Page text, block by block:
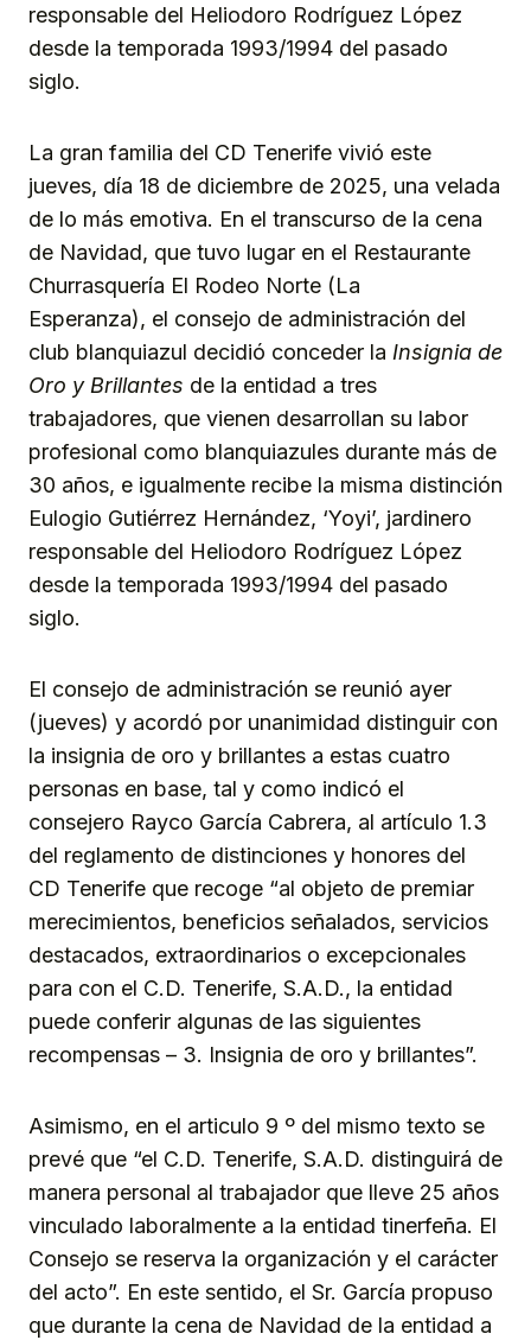
responsable del Heliodoro Rodríguez López
desde la temporada 1993/1994 del pasado
siglo.
La gran familia del CD Tenerife vivió este
jueves, día 18 de diciembre de 2025, una velada
de lo más emotiva. En el transcurso de la cena
de Navidad, que tuvo lugar en el Restaurante
Churrasquería El Rodeo Norte (La
Esperanza), el consejo de administración del
club blanquiazul decidió conceder la Insignia de
Oro y Brillantes de la entidad a tres
trabajadores, que vienen desarrollan su labor
profesional como blanquiazules durante más de
30 años, e igualmente recibe la misma distinción
Eulogio Gutiérrez Hernández, ‘Yoyi’, jardinero
responsable del Heliodoro Rodríguez López
desde la temporada 1993/1994 del pasado
siglo.
El consejo de administración se reunió ayer
(jueves) y acordó por unanimidad distinguir con
la insignia de oro y brillantes a estas cuatro
personas en base, tal y como indicó el
consejero Rayco García Cabrera, al artículo 1.3
del reglamento de distinciones y honores del
CD Tenerife que recoge “al objeto de premiar
merecimientos, beneficios señalados, servicios
destacados, extraordinarios o excepcionales
para con el C.D. Tenerife, S.A.D., la entidad
puede conferir algunas de las siguientes
recompensas – 3. Insignia de oro y brillantes”.
Asimismo, en el articulo 9 º del mismo texto se
prevé que “el C.D. Tenerife, S.A.D. distinguirá de
manera personal al trabajador que lleve 25 años
vinculado laboralmente a la entidad tinerfeña. El
Consejo se reserva la organización y el carácter
del acto”. En este sentido, el Sr. García propuso
que durante la cena de Navidad de la entidad a